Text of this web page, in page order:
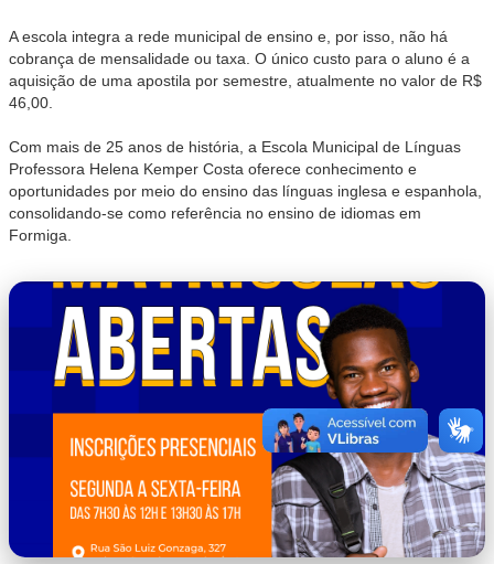
A escola integra a rede municipal de ensino e, por isso, não há
cobrança de mensalidade ou taxa. O único custo para o aluno é a
aquisição de uma apostila por semestre, atualmente no valor de R$
46,00.
Com mais de 25 anos de história, a Escola Municipal de Línguas
Professora Helena Kemper Costa oferece conhecimento e
oportunidades por meio do ensino das línguas inglesa e espanhola,
consolidando-se como referência no ensino de idiomas em
Formiga.